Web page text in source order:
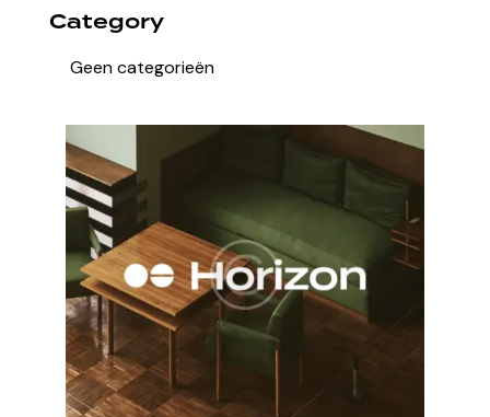
Category
Geen categorieën